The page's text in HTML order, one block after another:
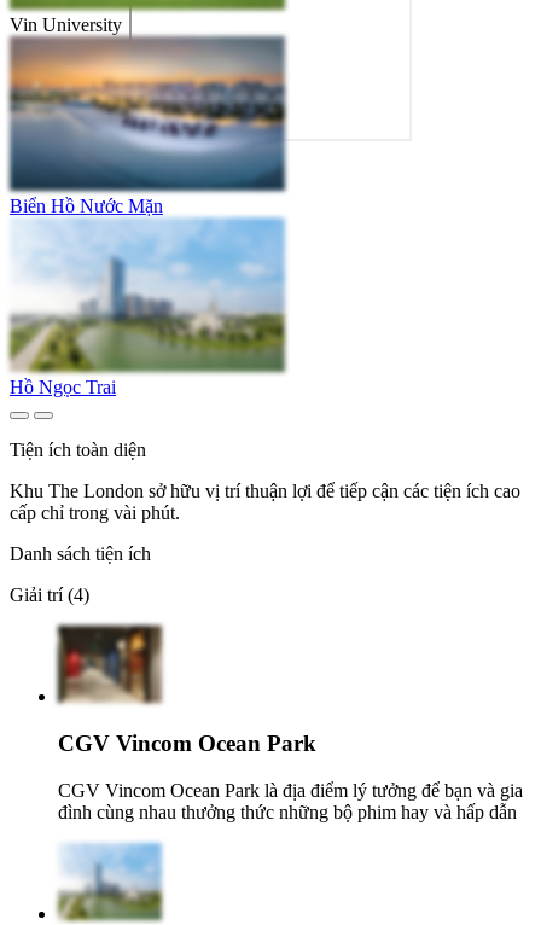
Vin University
Biển Hồ Nước Mặn
Hồ Ngọc Trai
Tiện ích toàn diện
Khu The London sở hữu vị trí thuận lợi để tiếp cận các tiện ích cao
cấp chỉ trong vài phút.
Danh sách tiện ích
Giải trí (4)
CGV Vincom Ocean Park
CGV Vincom Ocean Park là địa điểm lý tưởng để bạn và gia
đình cùng nhau thưởng thức những bộ phim hay và hấp dẫn